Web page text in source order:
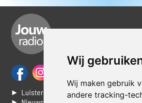
Wij
Wij maken gebruik
andere tracking-
► Luisteren naar Jouwradio